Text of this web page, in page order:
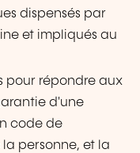
dispensés par
et impliqués au
pour répondre aux
d'une
code de
personne, et la